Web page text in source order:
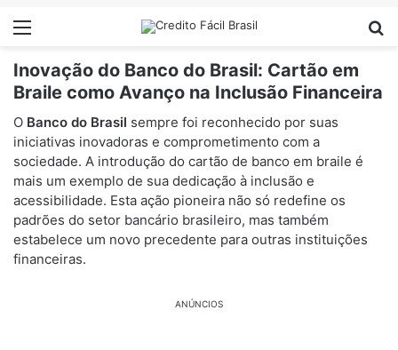
Menu
Inovação do Banco do Brasil: Cartão em
Braile como Avanço na Inclusão Financeira
O Banco do Brasil sempre foi reconhecido por suas
iniciativas inovadoras e comprometimento com a
sociedade. A introdução do cartão de banco em braile é
mais um exemplo de sua dedicação à inclusão e
acessibilidade. Esta ação pioneira não só redefine os
padrões do setor bancário brasileiro, mas também
estabelece um novo precedente para outras instituições
financeiras.
ANÚNCIOS